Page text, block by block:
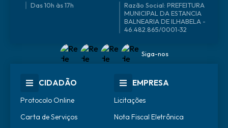
Das 10h às 17h
46.482.865/0001-32
Siga-nos
CIDADÃO
Protocolo Online
Carta de Serviços
EMPRESA
Licitações
Nota Fiscal Eletrônica